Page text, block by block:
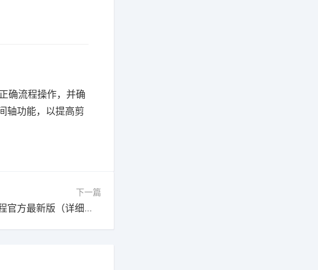
确流程操作，并确
轴功能，以提高剪
下一篇
即梦快速上手教程：背景音乐完整教程官方最新版（详细步骤）